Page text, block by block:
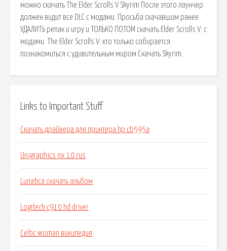
можно скачать The Elder Scrolls V Skyrim После этого лаунчер
должен видит все DLC с модами. Просьба скачавшим ранее
УДАЛИТЬ репак и игру и ТОЛЬКО ПОТОМ скачать Elder Scrolls V: с
модами. The Elder Scrolls V: кто только собирается
познакомиться с удивительным миром Скачать Skyrim.
Links to Important Stuff
Скачать драйвера для принтера hp cb595a
Unigraphics nx 10 rus
Lunatica скачать альбом
Logitech c910 hd driver
Celtic woman википедия